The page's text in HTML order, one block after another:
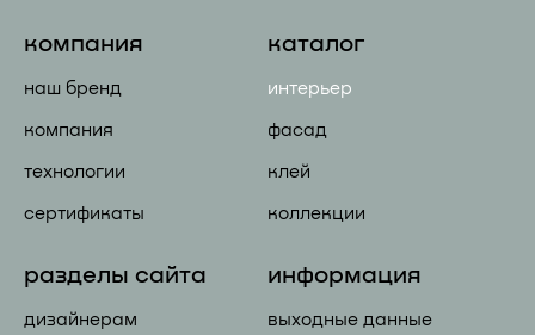
компания
наш бренд
компания
технологии
сертификаты
каталог
интерьер
фасад
клей
коллекции
разделы сайта
дизайнерам
информация
выходные данные